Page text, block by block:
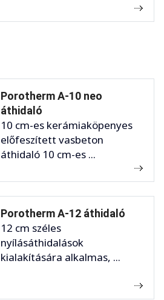
Porotherm A-10 neo
áthidaló
10 cm-es kerámiaköpenyes
előfeszített vasbeton
áthidaló 10 cm-es ...
Porotherm A-12 áthidaló
12 cm széles
nyílásáthidalások
kialakítására alkalmas, ...